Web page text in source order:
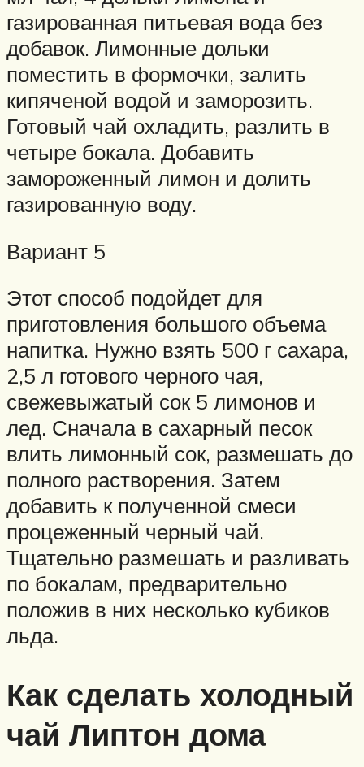
газированная питьевая вода без
добавок. Лимонные дольки
поместить в формочки, залить
кипяченой водой и заморозить.
Готовый чай охладить, разлить в
четыре бокала. Добавить
замороженный лимон и долить
газированную воду.
Вариант 5
Этот способ подойдет для
приготовления большого объема
напитка. Нужно взять 500 г сахара,
2,5 л готового черного чая,
свежевыжатый сок 5 лимонов и
лед. Сначала в сахарный песок
влить лимонный сок, размешать до
полного растворения. Затем
добавить к полученной смеси
процеженный черный чай.
Тщательно размешать и разливать
по бокалам, предварительно
положив в них несколько кубиков
льда.
Как сделать холодный
чай Липтон дома